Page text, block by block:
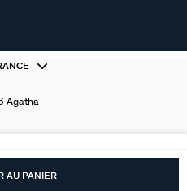
AU PANIER
Agatha